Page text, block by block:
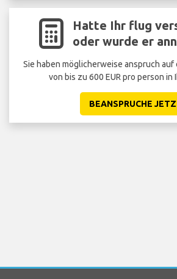
Hatte Ihr flug
oder wurde er
Sie haben möglicherweise anspruch
von bis zu 600 EUR pro person in
BEANSPRUCHE